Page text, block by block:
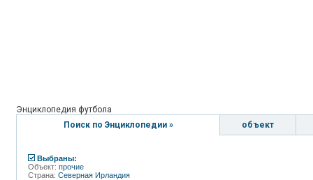
Энциклопедия футбола
Поиск по Энциклопедии »
объект
Выбраны:
Объект: прочие
Страна: Северная Ирландия